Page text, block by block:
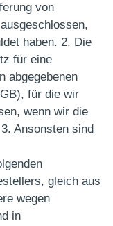
von
haben. 2. Die
für eine
abgegebenen
für die wir
wenn wir die
Ansonsten sind
gleich aus
wegen
in